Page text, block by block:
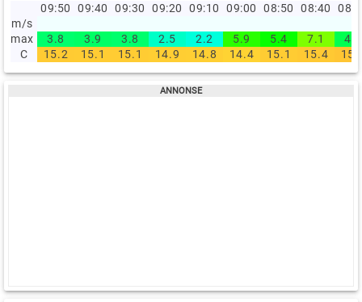
09:50 09:40 09:30 09:20 09:10 09:00 08:50 08:40
m/s
max
3.8 3.9 3.8 2.5 2.2 5.9 5.4 7.1
4.2
C
15.2 15.1 15.1 14.9 14.8 14.4 15.1 15.4